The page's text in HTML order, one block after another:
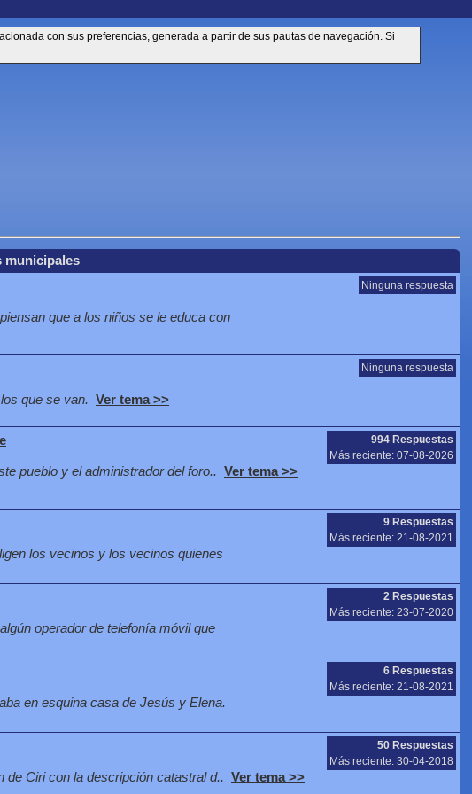
con sus preferencias, generada a partir de sus pautas de navegación. Si
municipales
que a los niños se le educa con
Ninguna respuesta
que se van. Ver tema >>
Ninguna respuesta
pueblo y el administrador del foro.. Ver tema >>
994 Respuestas
Más reciente: 07-08-2026
los vecinos y los vecinos quienes
9 Respuestas
Más reciente: 21-08-2021
operador de telefonía móvil que
2 Respuestas
Más reciente: 23-07-2020
en esquina casa de Jesús y Elena.
6 Respuestas
Más reciente: 21-08-2021
de Ciri con la descripción catastral d.. Ver tema >>
50 Respuestas
Más reciente: 30-04-2018